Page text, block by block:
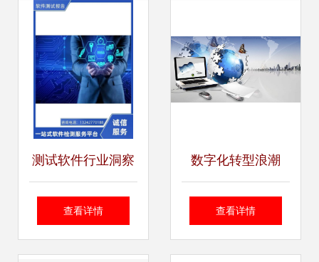
测试软件行业洞察
与专业服务指南
查看详情
数字化转型浪潮
下，软件咨询服务
查看详情